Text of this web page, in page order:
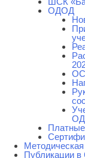
ОДОД
Методическая
Публикации